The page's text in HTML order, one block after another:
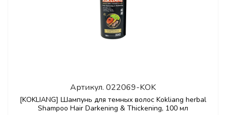
Артикул. 022069-KOK
[KOKLIANG] Шампунь для темных волос Kokliang herbal
Shampoo Hair Darkening & Thickening, 100 мл